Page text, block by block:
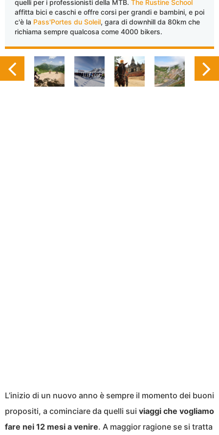
quelli per i professionisti della MTB. The Rustine School
affitta bici e caschi e offre corsi per grandi e bambini, e poi
c'è la Pass'Portes du Soleil, gara di downhill da 80km che
richiama sempre qualcosa come 4000 bikers.
L’inizio di un nuovo anno è sempre il momento dei buoni
propositi, a cominciare da quelli sui viaggi che vogliamo
fare nei 12 mesi a venire. A maggior ragione se si tratta